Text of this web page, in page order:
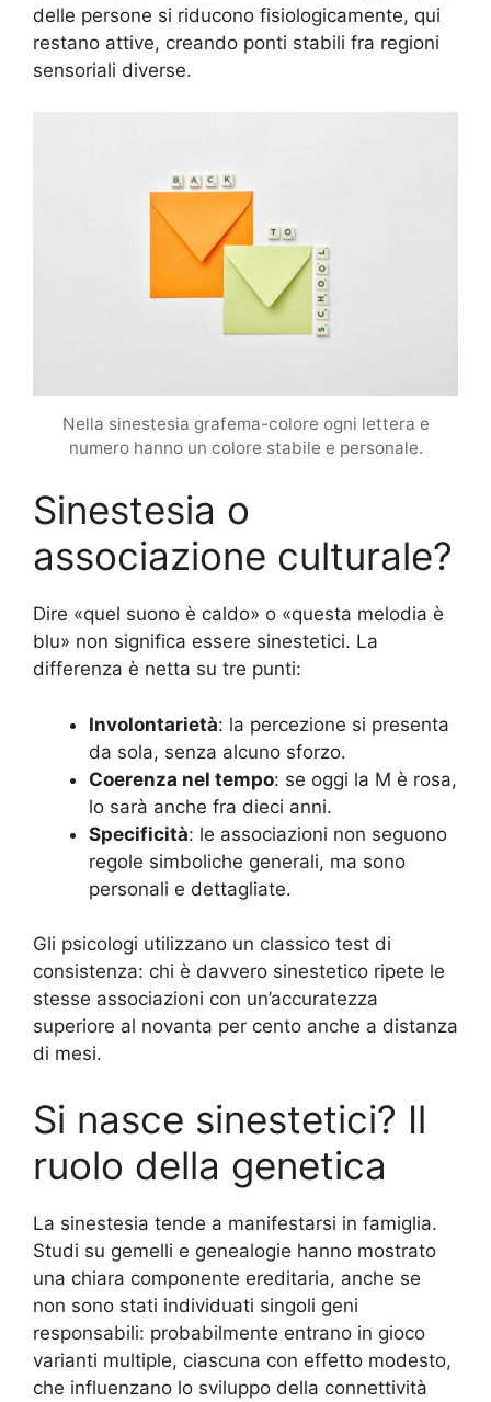
delle persone si riducono fisiologicamente, qui
restano attive, creando ponti stabili fra regioni
sensoriali diverse.
Nella sinestesia grafema-colore ogni lettera e
numero hanno un colore stabile e personale.
Sinestesia o
associazione culturale?
Dire «quel suono è caldo» o «questa melodia è
blu» non significa essere sinestetici. La
differenza è netta su tre punti:
Involontarietà: la percezione si presenta
da sola, senza alcuno sforzo.
Coerenza nel tempo: se oggi la M è rosa,
lo sarà anche fra dieci anni.
Specificità: le associazioni non seguono
regole simboliche generali, ma sono
personali e dettagliate.
Gli psicologi utilizzano un classico test di
consistenza: chi è davvero sinestetico ripete le
stesse associazioni con un’accuratezza
superiore al novanta per cento anche a distanza
di mesi.
Si nasce sinestetici? Il
ruolo della genetica
La sinestesia tende a manifestarsi in famiglia.
Studi su gemelli e genealogie hanno mostrato
una chiara componente ereditaria, anche se
non sono stati individuati singoli geni
responsabili: probabilmente entrano in gioco
varianti multiple, ciascuna con effetto modesto,
che influenzano lo sviluppo della connettività